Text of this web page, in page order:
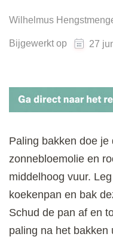
Wilhelmus
Bijgewerkt op 27
Paling bakken doe
zonnebloemolie en
middelhoog vuur.
koekenpan en bak
Schud de pan af en
paling na het bakken